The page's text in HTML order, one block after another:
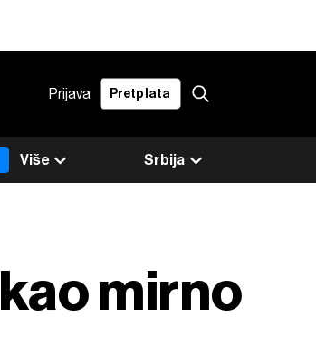
Prijava Pretplata
Srbija
Više
mirno